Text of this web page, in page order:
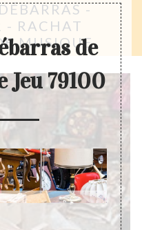
-
- RACHAT
MUSIQUE
de
Jeu 79100